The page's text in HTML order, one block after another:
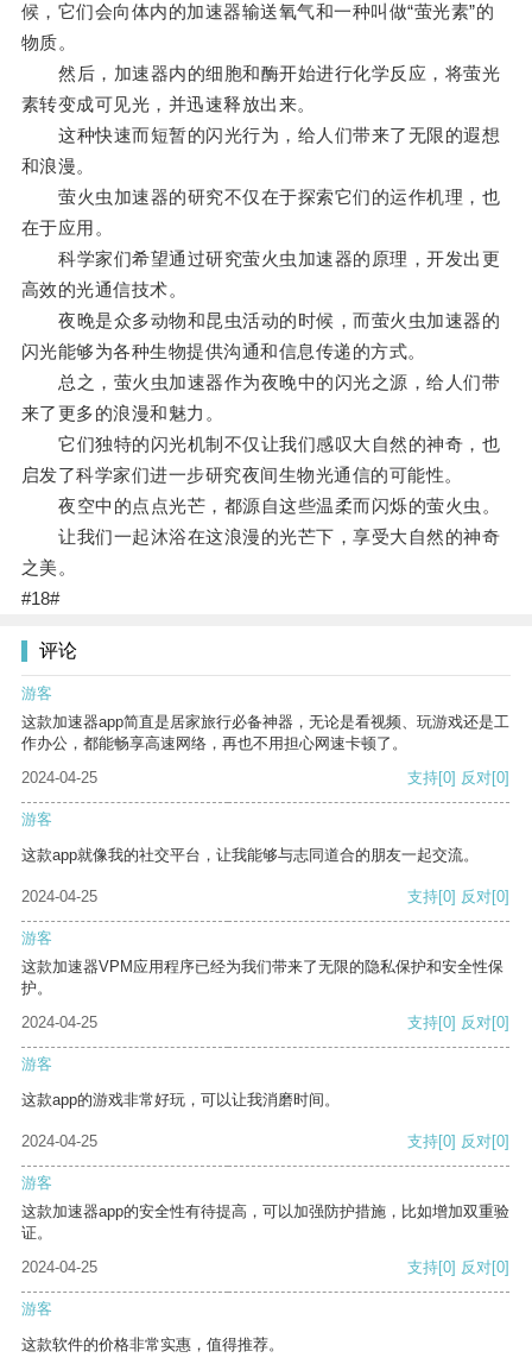
候，它们会向体内的加速器输送氧气和一种叫做“萤光素”的
物质。
然后，加速器内的细胞和酶开始进行化学反应，将萤光
素转变成可见光，并迅速释放出来。
这种快速而短暂的闪光行为，给人们带来了无限的遐想
和浪漫。
萤火虫加速器的研究不仅在于探索它们的运作机理，也
在于应用。
科学家们希望通过研究萤火虫加速器的原理，开发出更
高效的光通信技术。
夜晚是众多动物和昆虫活动的时候，而萤火虫加速器的
闪光能够为各种生物提供沟通和信息传递的方式。
总之，萤火虫加速器作为夜晚中的闪光之源，给人们带
来了更多的浪漫和魅力。
它们独特的闪光机制不仅让我们感叹大自然的神奇，也
启发了科学家们进一步研究夜间生物光通信的可能性。
夜空中的点点光芒，都源自这些温柔而闪烁的萤火虫。
让我们一起沐浴在这浪漫的光芒下，享受大自然的神奇
之美。
#18#
评论
游客
这款加速器app简直是居家旅行必备神器，无论是看视频、玩游戏还是工
作办公，都能畅享高速网络，再也不用担心网速卡顿了。
2024-04-25
支持[0] 反对[0]
游客
这款app就像我的社交平台，让我能够与志同道合的朋友一起交流。
2024-04-25 支持[0] 反对[0]
游客
这款加速器VPM应用程序已经为我们带来了无限的隐私保护和安全性保
护。
2024-04-25
支持[0] 反对[0]
游客
这款app的游戏非常好玩，可以让我消磨时间。
2024-04-25 支持[0] 反对[0]
游客
这款加速器app的安全性有待提高，可以加强防护措施，比如增加双重验
证。
2024-04-25
支持[0] 反对[0]
游客
这款软件的价格非常实惠，值得推荐。